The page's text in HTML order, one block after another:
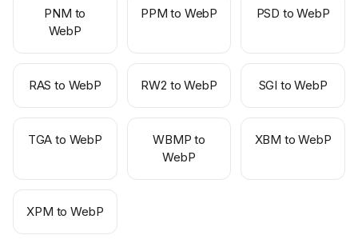
PNM to
WebP
PPM to WebP PSD to WebP
RAS to WebP RW2 to WebP SGI to WebP
TGA to WebP
WBMP to
WebP
XBM to WebP
XPM to WebP